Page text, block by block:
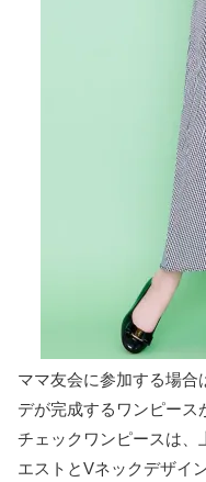
ママ友会に参加する場合
デが完成するワンピースがおすすめ
チェックワンピースは、
エストとVネックデザインで